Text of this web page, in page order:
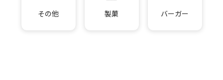
その他 製菓 バーガー